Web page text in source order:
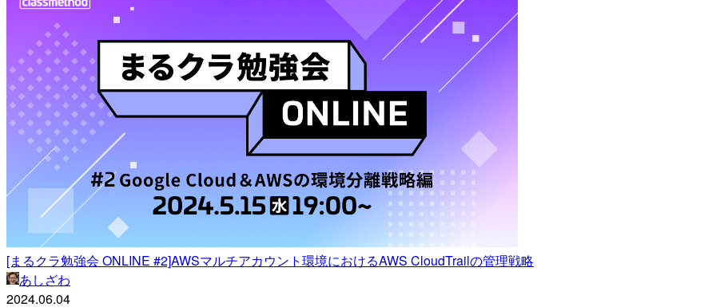
[まるクラ勉強会 ONLINE #2]AWSマルチアカウント環境におけるAWS CloudTrailの管理戦略
あしざわ
2024.06.04